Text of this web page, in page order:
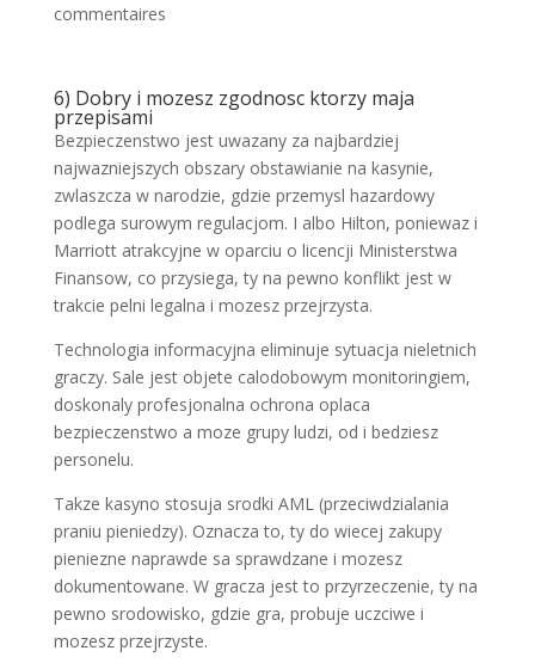
commentaires
6) Dobry i mozesz zgodnosc ktorzy maja
przepisami
Bezpieczenstwo jest uwazany za najbardziej
najwazniejszych obszary obstawianie na kasynie,
zwlaszcza w narodzie, gdzie przemysl hazardowy
podlega surowym regulacjom. I albo Hilton, poniewaz i
Marriott atrakcyjne w oparciu o licencji Ministerstwa
Finansow, co przysiega, ty na pewno konflikt jest w
trakcie pelni legalna i mozesz przejrzysta.
Technologia informacyjna eliminuje sytuacja nieletnich
graczy. Sale jest objete calodobowym monitoringiem,
doskonaly profesjonalna ochrona oplaca
bezpieczenstwo a moze grupy ludzi, od i bedziesz
personelu.
Takze kasyno stosuja srodki AML (przeciwdzialania
praniu pieniedzy). Oznacza to, ty do wiecej zakupy
pieniezne naprawde sa sprawdzane i mozesz
dokumentowane. W gracza jest to przyrzeczenie, ty na
pewno srodowisko, gdzie gra, probuje uczciwe i
mozesz przejrzyste.